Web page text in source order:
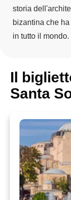
storia
bizantina che
in tutto il mondo.
Il
Santa